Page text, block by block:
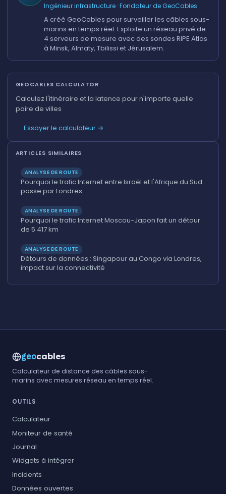
Ingénieur infrastructure · Fondateur de GeoCables
A créé GeoCables pour surveiller les câbles sous-
marins en temps réel. Exploite un réseau privé de
4 serveurs de mesure avec des sondes RIPE Atlas
à Minsk, Almaty, Tbilissi et Jérusalem.
GEOCABLES CALCULATOR
Calculez l'itinéraire et la latence pour n'importe quelle
paire de villes
Essayer le calculateur →
ARTICLES SIMILAIRES
ANALYSE DE ROUTE
Pourquoi le trafic Internet entre Israël et l'Afrique du Sud
passe par Londres
ANALYSE DE ROUTE
Pourquoi le trafic Internet Moscou-Japon fait un détour
de 5 417 km
ANALYSE DE ROUTE
Détours de données : Singapour au Congo via Londres,
impact sur la connectivité
geocables
Calculateur de distance des câbles sous-
marins avec mesures réseau en temps réel.
OUTILS
Calculateur
Moniteur de santé
Journal
Widgets à intégrer
Incidents
Données ouvertes